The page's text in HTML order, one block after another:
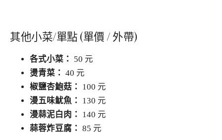
其他小菜/單點 (單價 / 外帶)
各式小菜：
50 元
燙青菜： 40 元
椒鹽杏鮑菇：
100 元
漫五味魷魚：
130 元
漫蒜泥白肉：
140 元
蒜蓉炸豆腐： 85 元